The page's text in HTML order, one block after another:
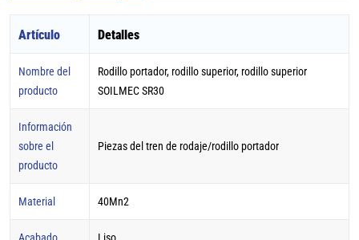
Artículo Detalles
Nombre del
producto
Rodillo portador, rodillo superior, rodillo superior
SOILMEC SR30
Información
sobre el
producto
Piezas del tren de rodaje/rodillo portador
Material 40Mn2